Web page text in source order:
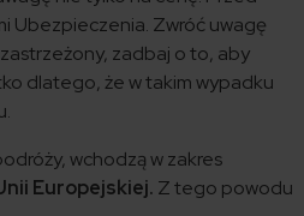
Ubezpieczenia. Zwróć uwagę
zadbaj o to, aby
dlatego, że w takim wypadku
wchodzą w zakres
Europejskiej. Z tego powodu